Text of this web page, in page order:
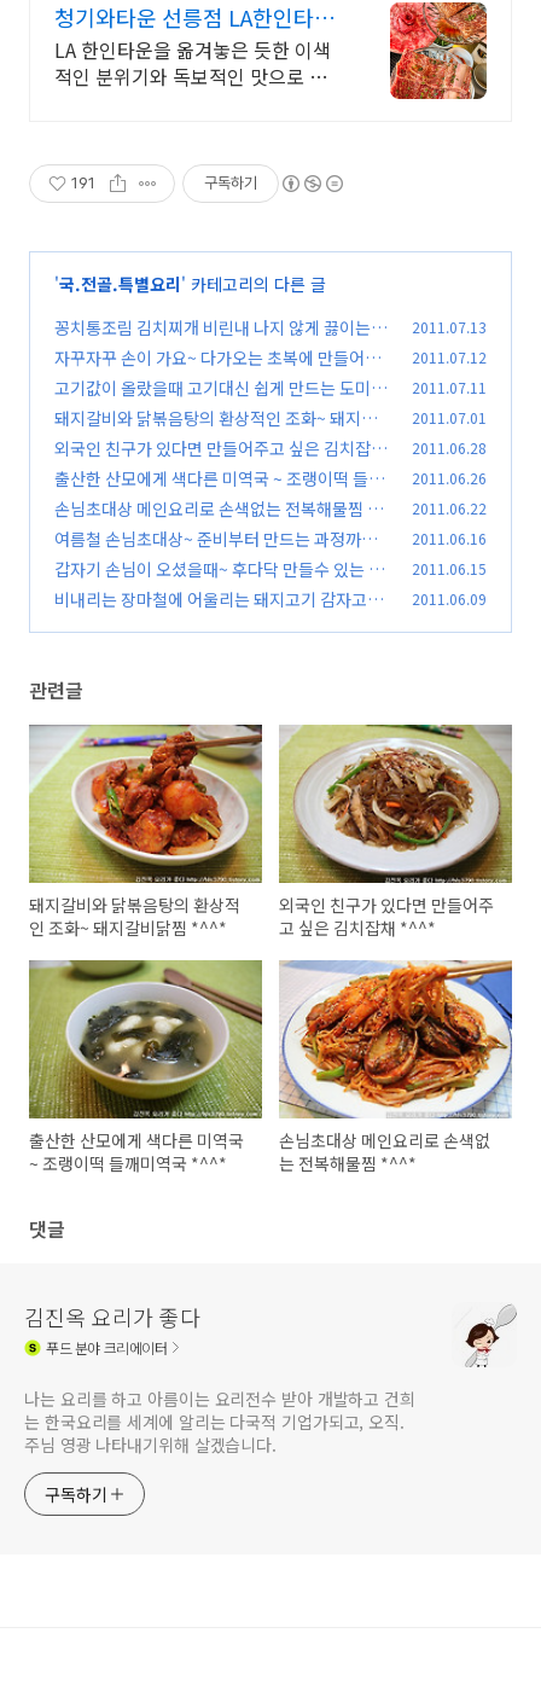
청기와타운 선릉점 LA한인타운
을 통째로 옮긴맛
LA 한인타운을 옮겨놓은 듯한 이색
적인 분위기와 독보적인 맛으로 입
191 구독하기
'국.전골.특별요리' 카테고리의 다른 글
꽁치통조림 김치찌개 비린내 나지 않게 끓이는 법
*^^* (54)
2011.07.13
자꾸자꾸 손이 가요~ 다가오는 초복에 만들어보
세요! 해물닭찜 *^^* (63)
2011.07.12
고기값이 올랐을때 고기대신 쉽게 만드는 도미탕
수 *^^*
(35)
2011.07.11
돼지갈비와 닭볶음탕의 환상적인 조화~ 돼지갈
비닭찜 *^^* (58)
2011.07.01
외국인 친구가 있다면 만들어주고 싶은 김치잡채
*^^* (69)
2011.06.28
출산한 산모에게 색다른 미역국 ~ 조랭이떡 들깨
미역국 *^^* (41)
2011.06.26
손님초대상 메인요리로 손색없는 전복해물찜 *^
^* (61)
2011.06.22
여름철 손님초대상~ 준비부터 만드는 과정까지*
^^* (52)
2011.06.16
갑자기 손님이 오셨을때~ 후다닥 만들수 있는 김
치두루치기 *^^* (43)
2011.06.15
비내리는 장마철에 어울리는 돼지고기 감자고추
2011.06.09
관련글
돼지갈비와 닭볶음탕의 환상적
인 조화~ 돼지갈비닭찜 *^^*
외국인 친구가 있다면 만들어주
고 싶은 김치잡채 *^^*
출산한 산모에게 색다른 미역국
~ 조랭이떡 들깨미역국 *^^*
손님초대상 메인요리로 손색없
는 전복해물찜 *^^*
댓글
김진옥 요리가 좋다
푸드분야 크리에이터
나는 요리를 하고 아름이는 요리전수 받아 개발하고 건희
는 한국요리를 세계에 알리는 다국적 기업가되고, 오직.
주님 영광 나타내기위해 살겠습니다.
구독하기